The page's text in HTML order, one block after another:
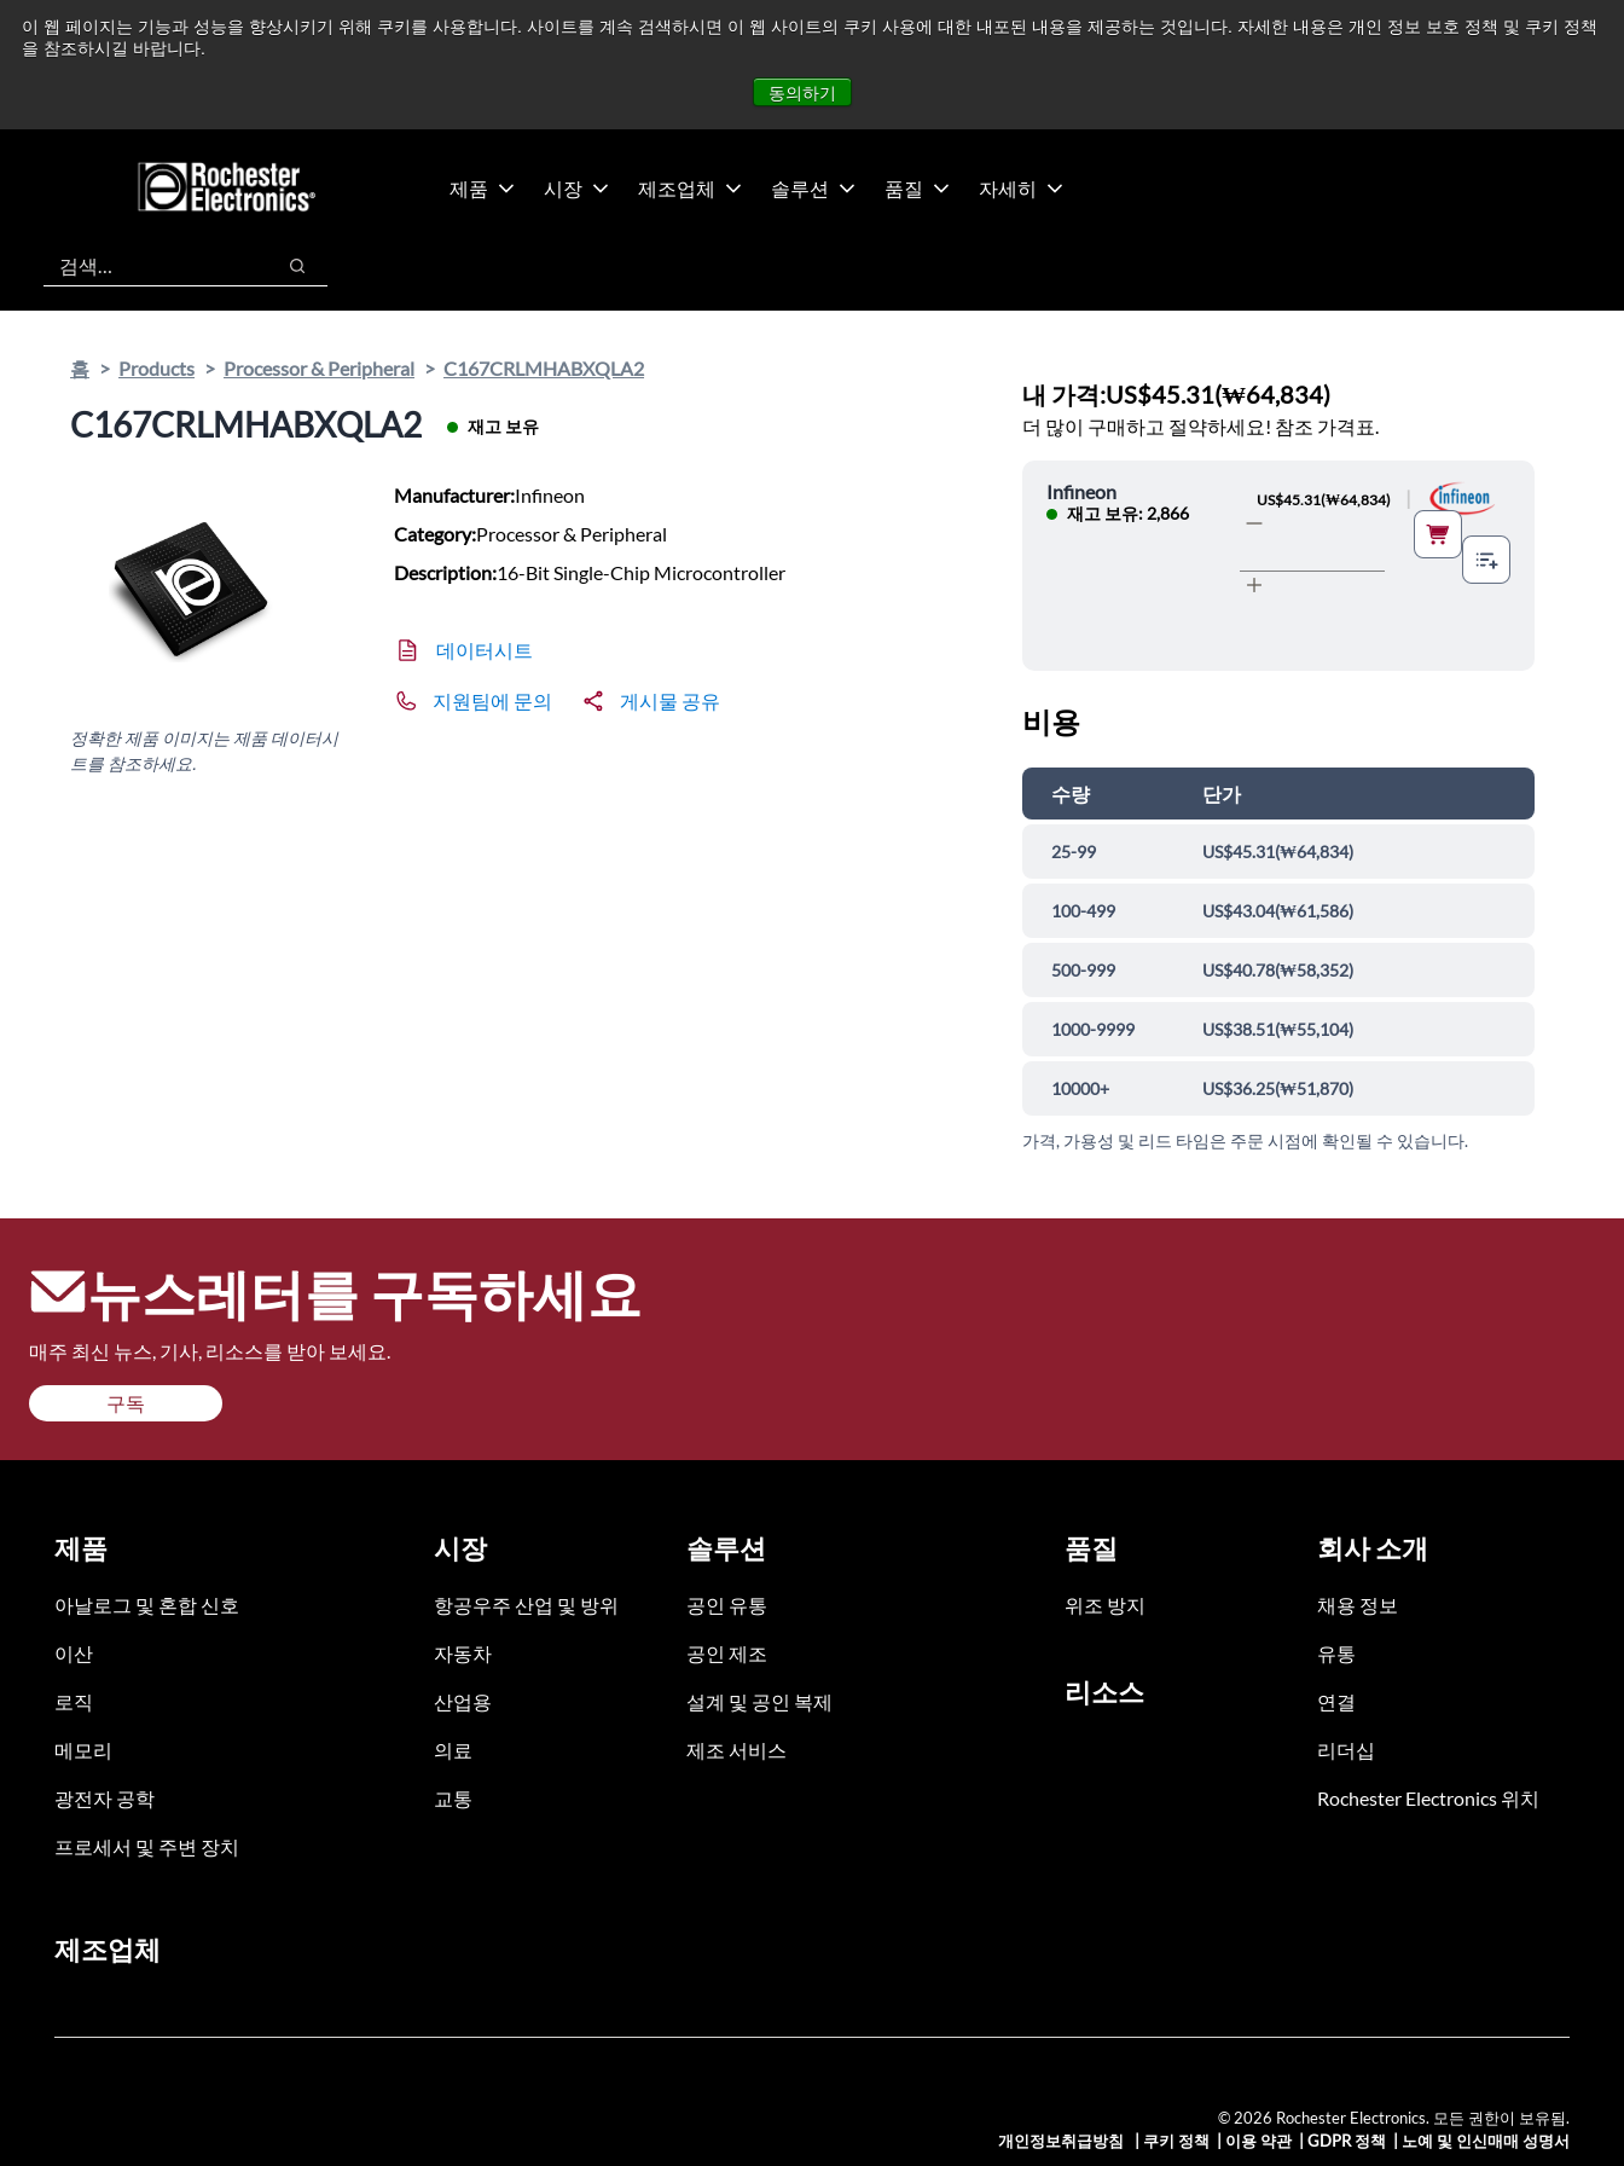
이 웹 페이지는 기능과 성능을 향상시키기 위해 쿠키를 사용합니다. 사이트를 계속 검색하시면 이 웹 사이트의 쿠키 사용에 대한 내포된 내용을 제공하는 것입니다. 자세한 내용은 개인 정보 보호 정책 및 쿠키 정책
을 참조하시길 바랍니다.
동의하기
츠
건
중동 지역 상황을 지속적으로 주시하고 있으며, 모든 서비스는 정상적으로 운영되고 있습니다. 더 읽어보기 →
제품 시장 제조업체 솔루션 품질 자세히
검색
검색
홈 Products Processor & Peripheral C167CRLMHABXQLA2
C167CRLMHABXQLA2 재고 보유
정확한 제품 이미지는 제품 데이터시
트를 참조하세요.
Manufacturer:Infineon
Category:Processor & Peripheral
Description:16-Bit Single-Chip Microcontroller
데이터시트
지원팀에 문의 게시물 공유
내 가격:US$45.31(₩64,834)
더 많이 구매하고 절약하세요! 참조 가격표.
Infineon
재고 보유: 2,866
US$45.31(₩64,834)
비용
수량 단가
25-99 US$45.31(₩64,834)
100-499 US$43.04(₩61,586)
500-999 US$40.78(₩58,352)
1000-9999 US$38.51(₩55,104)
10000+ US$36.25(₩51,870)
가격, 가용성 및 리드 타임은 주문 시점에 확인될 수 있습니다.
뉴스레터를 구독하세요
매주 최신 뉴스, 기사, 리소스를 받아 보세요.
구독
제품
아날로그 및 혼합 신호
이산
로직
메모리
광전자 공학
프로세서 및 주변 장치
시장
항공우주 산업 및 방위
자동차
산업용
의료
교통
솔루션
공인 유통
공인 제조
설계 및 공인 복제
제조 서비스
품질
위조 방지
리소스
회사 소개
채용 정보
유통
연결
리더십
Rochester Electronics 위치
제조업체
© 2026 Rochester Electronics. 모든 권한이 보유됨.
개인정보취급방침
쿠키 정책 이용 약관| GDPR 정책 노예 및 인신매매 성명서